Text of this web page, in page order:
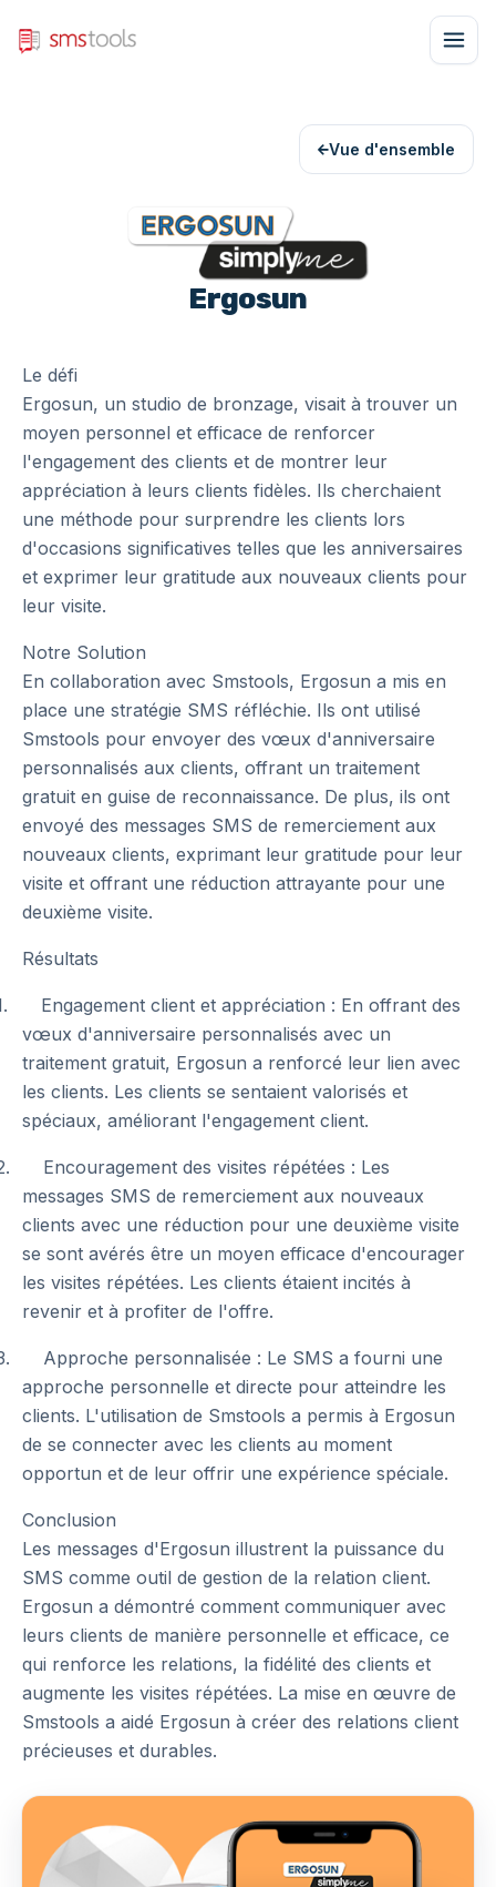
Vue d'ensemble
Ergosun
Le défi
Ergosun, un studio de bronzage, visait à trouver un
moyen personnel et efficace de renforcer
l'engagement des clients et de montrer leur
appréciation à leurs clients fidèles. Ils cherchaient
une méthode pour surprendre les clients lors
d'occasions significatives telles que les anniversaires
et exprimer leur gratitude aux nouveaux clients pour
leur visite.
Notre Solution
En collaboration avec Smstools, Ergosun a mis en
place une stratégie SMS réfléchie. Ils ont utilisé
Smstools pour envoyer des vœux d'anniversaire
personnalisés aux clients, offrant un traitement
gratuit en guise de reconnaissance. De plus, ils ont
envoyé des messages SMS de remerciement aux
nouveaux clients, exprimant leur gratitude pour leur
visite et offrant une réduction attrayante pour une
deuxième visite.
Résultats
Engagement client et appréciation : En offrant des
vœux d'anniversaire personnalisés avec un
traitement gratuit, Ergosun a renforcé leur lien avec
les clients. Les clients se sentaient valorisés et
spéciaux, améliorant l'engagement client.
Encouragement des visites répétées : Les
messages SMS de remerciement aux nouveaux
clients avec une réduction pour une deuxième visite
se sont avérés être un moyen efficace d'encourager
les visites répétées. Les clients étaient incités à
revenir et à profiter de l'offre.
Approche personnalisée : Le SMS a fourni une
approche personnelle et directe pour atteindre les
clients. L'utilisation de Smstools a permis à Ergosun
de se connecter avec les clients au moment
opportun et de leur offrir une expérience spéciale.
Conclusion
Les messages d'Ergosun illustrent la puissance du
SMS comme outil de gestion de la relation client.
Ergosun a démontré comment communiquer avec
leurs clients de manière personnelle et efficace, ce
qui renforce les relations, la fidélité des clients et
augmente les visites répétées. La mise en œuvre de
Smstools a aidé Ergosun à créer des relations client
précieuses et durables.